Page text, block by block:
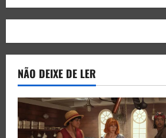
NÃO DEIXE DE LER